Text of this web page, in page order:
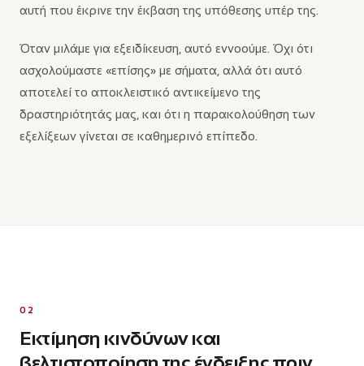
αυτή που έκρινε την έκβαση της υπόθεσης υπέρ της.
Όταν μιλάμε για εξειδίκευση, αυτό εννοούμε. Όχι ότι
ασχολούμαστε «επίσης» με σήματα, αλλά ότι αυτό
αποτελεί το αποκλειστικό αντικείμενο της
δραστηριότητάς μας, και ότι η παρακολούθηση των
εξελίξεων γίνεται σε καθημερινό επίπεδο.
02
Εκτίμηση κινδύνων και